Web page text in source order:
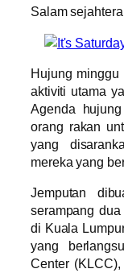
Salam
Hujung
aktiviti utama
Agenda
orang rakan
yang
mereka yang
Jemputan
serampang
di Kuala
yang
Center